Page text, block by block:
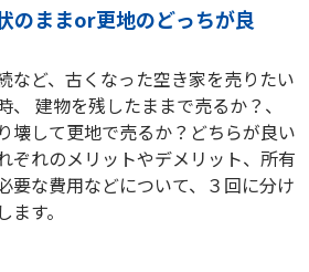
のままor更地のどっちが良
など、古くなった空き家を売りたい
、 建物を残したままで売るか？、
壊して更地で売るか？どちらが良い
ぞれのメリットやデメリット、所有
要な費用などについて、３回に分け
す。